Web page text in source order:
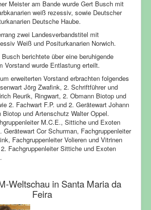
Meister am Bande wurde Gert Busch mit
weiß rezessiv, sowie Deutscher
Deutsche Haube.
zwei Landesverbandstitel mit
Weiß und Positurkanarien Norwich.
berichtete über eine beruhigende
Vorstand wurde Entlastung erteilt.
erweiterten Vorstand erbrachten folgendes
Jörg Zwafink, 2. Schriftführer und
Reurik, Ringwart, 2. Obmann Biotop und
2. Fachwart F.P. und 2. Gerätewart Johann
Biotop und Artenschutz Walter Oppel.
M.C.E., Sittiche und Exoten
Gerätewart Cor Schurman, Fachgruppenleiter
Fachgruppenleiter Volieren und Vitrinen
Fachgruppenleiter Sittiche und Exoten
Weltschau in Santa Maria da
Feira